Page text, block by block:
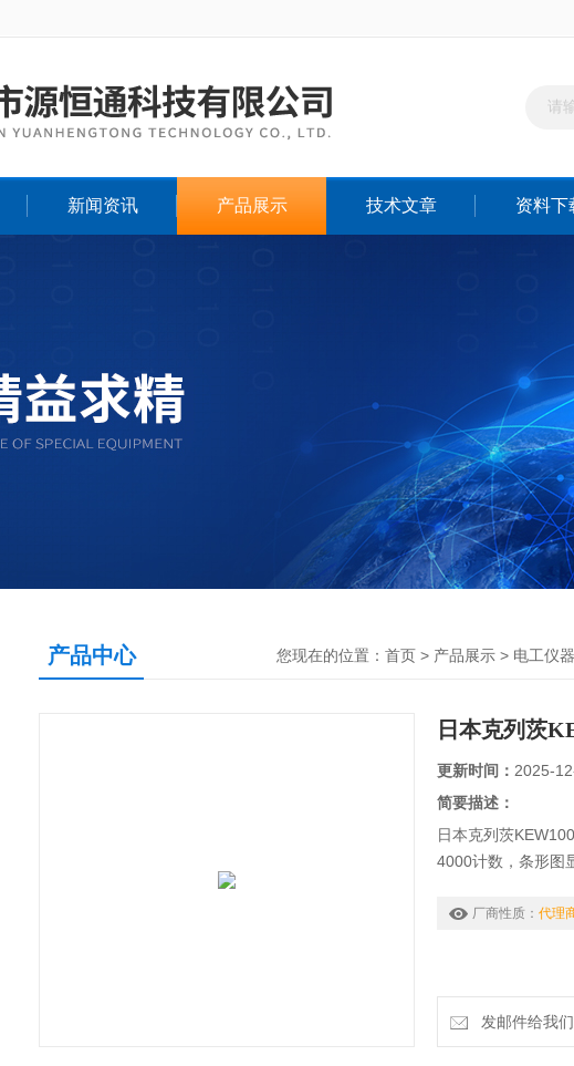
新闻资讯 产品展示 技术文章 资料下
产品中心 您现在的位置： 首页 > 产品展示 > 电工仪
日本克列茨
更新时间： 2025-
简要描述：
日本克列茨
4000计数，条形图
二极管测试功能。
自动关机功能。
10A测试端口（AC/
设计符合安全规格
厂商性质： 代理
发邮件给我